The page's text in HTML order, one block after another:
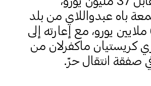
باه عبدواللاي من بلد
الوليد مقابل 6 ملايين يورو، مع إعارته إلى
كريستيان ماكفرلان من
صفقة انتقال حرّ.